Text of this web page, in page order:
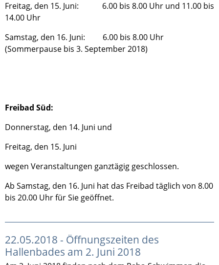
Freitag, den 15. Juni: 6.00 bis 8.00 Uhr und 11.00 bis
14.00 Uhr
Samstag, den 16. Juni: 6.00 bis 8.00 Uhr
(Sommerpause bis 3. September 2018)
Freibad Süd:
Donnerstag, den 14. Juni und
Freitag, den 15. Juni
wegen Veranstaltungen ganztägig geschlossen.
Ab Samstag, den 16. Juni hat das Freibad täglich von 8.00
bis 20.00 Uhr für Sie geöffnet.
22.05.2018 - Öffnungszeiten des
Hallenbades am 2. Juni 2018